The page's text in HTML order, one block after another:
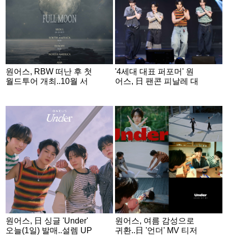
원어스, RBW 떠난 후 첫
월드투어 개최..10월 서
'4세대 대표 퍼포머' 원
어스, 日 팬콘 피날레 대
원어스, 日 싱글 'Under'
오늘(1일) 발매..설렘 UP
원어스, 여름 감성으로
귀환..日 '언더' MV 티저